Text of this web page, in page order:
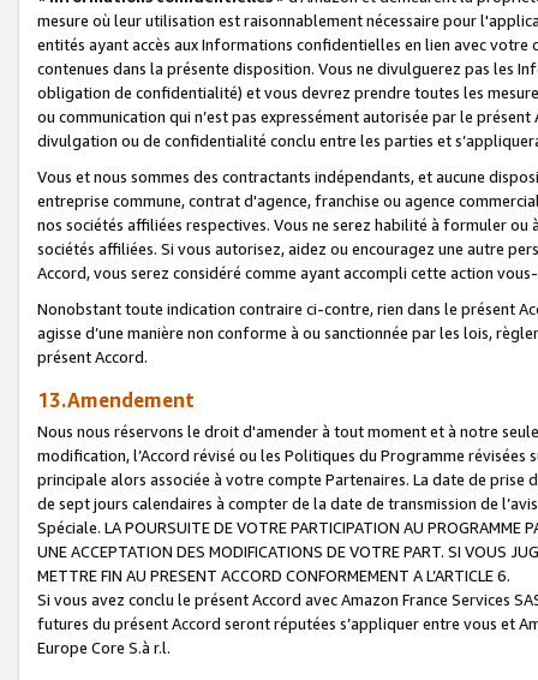
mesure où leur utilisation est raisonnablement nécessaire pour
entités ayant accès aux Informations confidentielles en lien avec
contenues dans la présente disposition. Vous ne divulguerez pas les
obligation de confidentialité) et vous devrez prendre toutes les
ou communication qui n’est pas expressément autorisée par le
divulgation ou de confidentialité conclu entre les parties et
Vous et nous sommes des contractants indépendants, et aucune
entreprise commune, contrat d'agence, franchise ou agence
nos sociétés affiliées respectives. Vous ne serez habilité à formuler
sociétés affiliées. Si vous autorisez, aidez ou encouragez une autre
Accord, vous serez considéré comme ayant accompli cette action
Nonobstant toute indication contraire ci-contre, rien dans le présent
agisse d’une manière non conforme à ou sanctionnée par les lois,
présent Accord.
13.Amendement
Nous nous réservons le droit d'amender à tout moment et à notre
modification, l’Accord révisé ou les Politiques du Programme
principale alors associée à votre compte Partenaires. La date de
de sept jours calendaires à compter de la date de transmission de
Spéciale. LA POURSUITE DE VOTRE PARTICIPATION AU PROGRAMME
UNE ACCEPTATION DES MODIFICATIONS DE VOTRE PART. SI VOUS
METTRE FIN AU PRESENT ACCORD CONFORMEMENT A L’ARTICLE 6.
Si vous avez conclu le présent Accord avec Amazon France Services
futures du présent Accord seront réputées s’appliquer entre vous et
Europe Core S.à r.l.